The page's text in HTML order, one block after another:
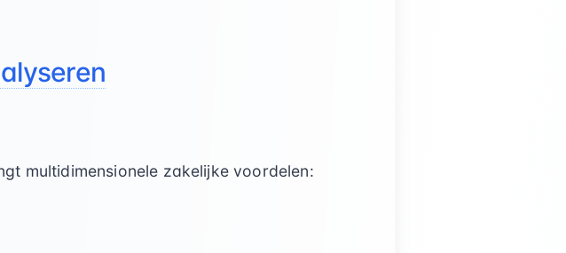
multidimensionele zakelijke voordelen: